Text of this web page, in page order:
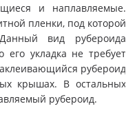
и наплавляемые.
пленки, под которой
вид рубероида
его укладка не требует
рубероид
крышах. В остальных
рубероид.